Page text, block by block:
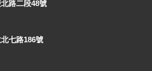
路二段48號
七路186號